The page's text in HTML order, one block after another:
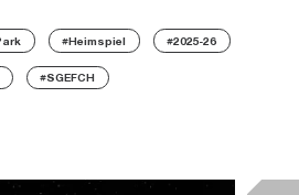
#Heimspiel #2025-26
#SGEFCH